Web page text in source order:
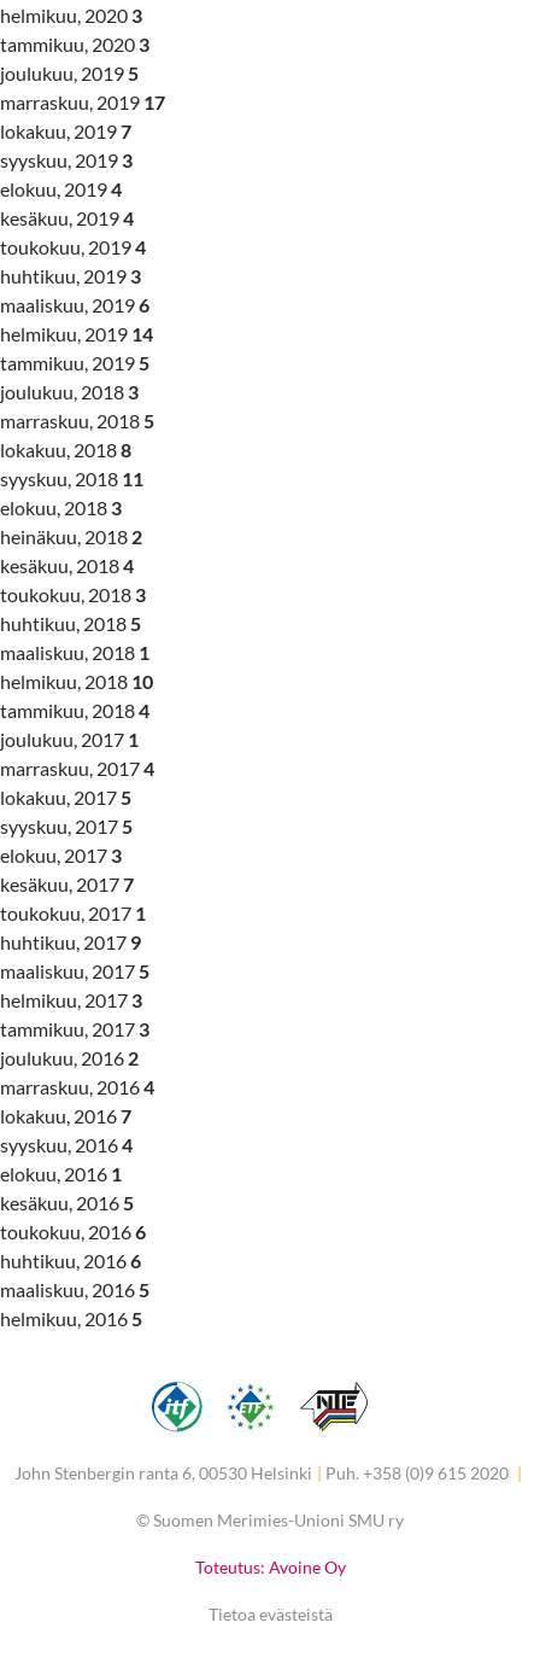
helmikuu, 2020 3
tammikuu, 2020 3
joulukuu, 20195
marraskuu, 2019 17
lokakuu, 20197
syyskuu, 2019 3
elokuu, 20194
kesäkuu, 20194
toukokuu, 20194
huhtikuu, 2019 3
maaliskuu, 20196
helmikuu, 2019 14
tammikuu, 20195
joulukuu, 2018 3
marraskuu, 20185
lokakuu, 20188
syyskuu, 2018 11
elokuu, 2018 3
heinäkuu, 2018 2
kesäkuu, 20184
toukokuu, 2018 3
huhtikuu, 20185
maaliskuu, 2018 1
helmikuu, 2018 10
tammikuu, 20184
joulukuu, 2017 1
marraskuu, 20174
lokakuu, 20175
syyskuu, 20175
elokuu, 2017 3
kesäkuu, 20177
toukokuu, 2017 1
huhtikuu, 2017 9
maaliskuu, 20175
helmikuu, 2017 3
tammikuu, 2017 3
joulukuu, 2016 2
marraskuu, 20164
lokakuu, 20167
syyskuu, 20164
elokuu, 2016 1
kesäkuu, 20165
toukokuu, 20166
huhtikuu, 20166
maaliskuu, 20165
helmikuu, 20165
John Stenbergin ranta 6, 00530 Helsinki | Puh. +358 (0)9 615 2020 |
©Suomen Merimies-Unioni SMU ry
Toteutus: Avoine Oy
Tietoa evästeistä